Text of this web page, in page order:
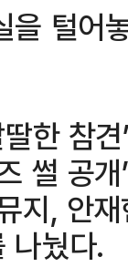
을 털어
한 참
썰 공
지, 안
나눴다.